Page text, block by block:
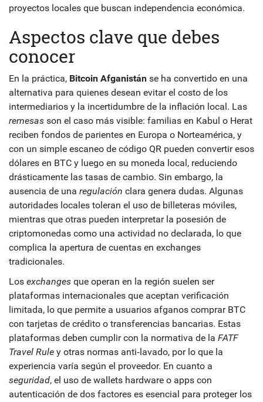
proyectos locales que buscan independencia económica.
Aspectos clave que debes
conocer
En la práctica, Bitcoin Afganistán se ha convertido en una
alternativa para quienes desean evitar el costo de los
intermediarios y la incertidumbre de la inflación local. Las
remesas son el caso más visible: familias en Kabul o Herat
reciben fondos de parientes en Europa o Norteamérica, y
con un simple escaneo de código QR pueden convertir esos
dólares en BTC y luego en su moneda local, reduciendo
drásticamente las tasas de cambio. Sin embargo, la
ausencia de una regulación clara genera dudas. Algunas
autoridades locales toleran el uso de billeteras móviles,
mientras que otras pueden interpretar la posesión de
criptomonedas como una actividad no declarada, lo que
complica la apertura de cuentas en exchanges
tradicionales.
Los exchanges que operan en la región suelen ser
plataformas internacionales que aceptan verificación
limitada, lo que permite a usuarios afganos comprar BTC
con tarjetas de crédito o transferencias bancarias. Estas
plataformas deben cumplir con la normativa de la FATF
Travel Rule y otras normas anti‑lavado, por lo que la
experiencia varía según el proveedor. En cuanto a
seguridad, el uso de wallets hardware o apps con
autenticación de dos factores es esencial para proteger los